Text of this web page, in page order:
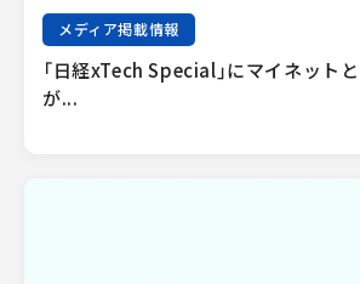
メディア掲載情報
「日経xTech Special」にマイネット
が...